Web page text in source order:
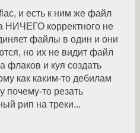
и есть к ним же файл
НИЧЕГО корректного не
файлы в один и они
но их не видит файл
флаков и куя создать
как каким-то дебилам
почему-то резать
рип на треки...